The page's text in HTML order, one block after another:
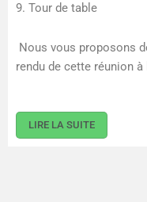
9. Tour de table
Nous vous proposons
rendu de cette réunion
LIRE LA SUITE